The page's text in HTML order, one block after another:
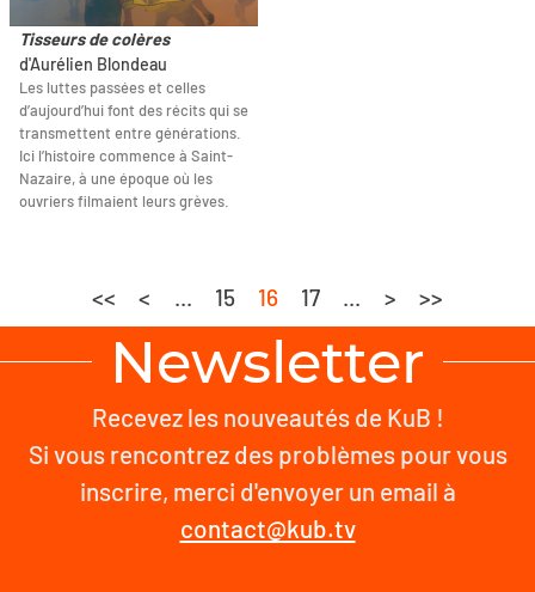
Tisseurs de colères
d'Aurélien Blondeau
Les luttes passées et celles
d’aujourd’hui font des récits qui se
transmettent entre générations.
Ici l’histoire commence à Saint-
Nazaire, à une époque où les
ouvriers filmaient leurs grèves.
<< < ... 15 16 17 ... > >>
Newsletter
Recevez les nouveautés de KuB !
Si vous rencontrez des problèmes pour vous
inscrire, merci d'envoyer un email à
contact@kub.tv